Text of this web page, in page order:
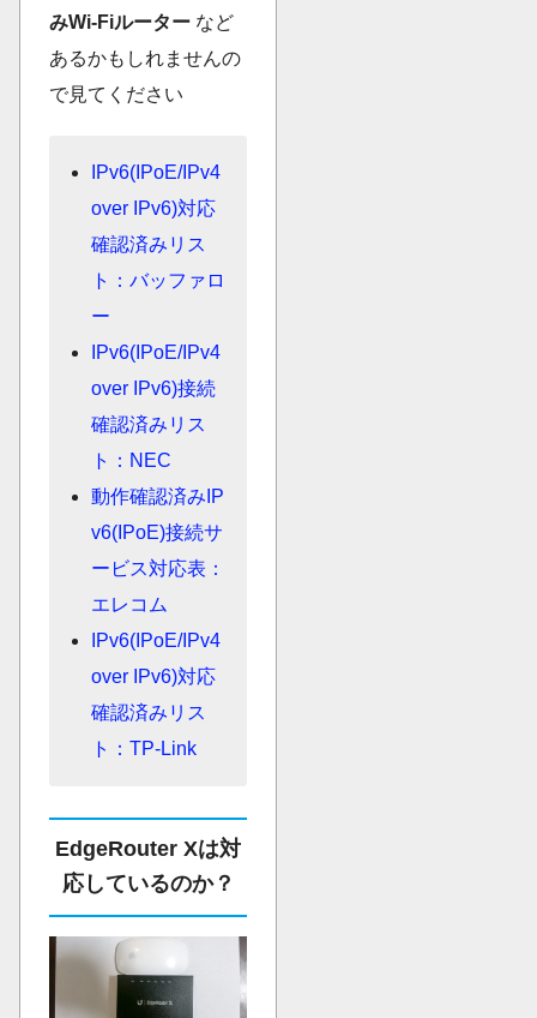
みWi-Fiルーター など
あるかもしれませんの
で見てください
IPv6(IPoE/IPv4
over IPv6)対応
確認済みリス
ト：バッファロ
ー
IPv6(IPoE/IPv4
over IPv6)接続
確認済みリス
ト：NEC
動作確認済みIP
v6(IPoE)接続サ
ービス対応表：
エレコム
IPv6(IPoE/IPv4
over IPv6)対応
確認済みリス
ト：TP-Link
EdgeRouter Xは対
応しているのか？